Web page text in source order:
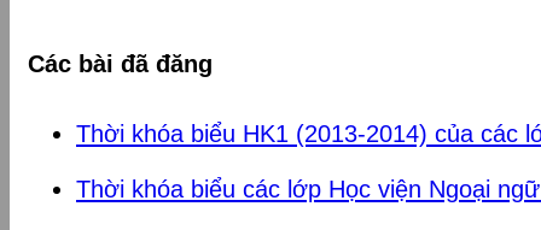
Các bài đã đăng
Thời khóa biểu HK1 (2013-2014) của các
Thời khóa biểu các lớp Học viện Ngoại